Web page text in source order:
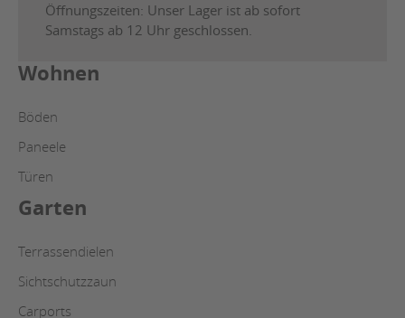
Öffnungszeiten: Unser Lager ist ab sofort
Samstags ab 12 Uhr geschlossen.
Wohnen
Böden
Paneele
Türen
Garten
Terrassendielen
Sichtschutzzaun
Carports